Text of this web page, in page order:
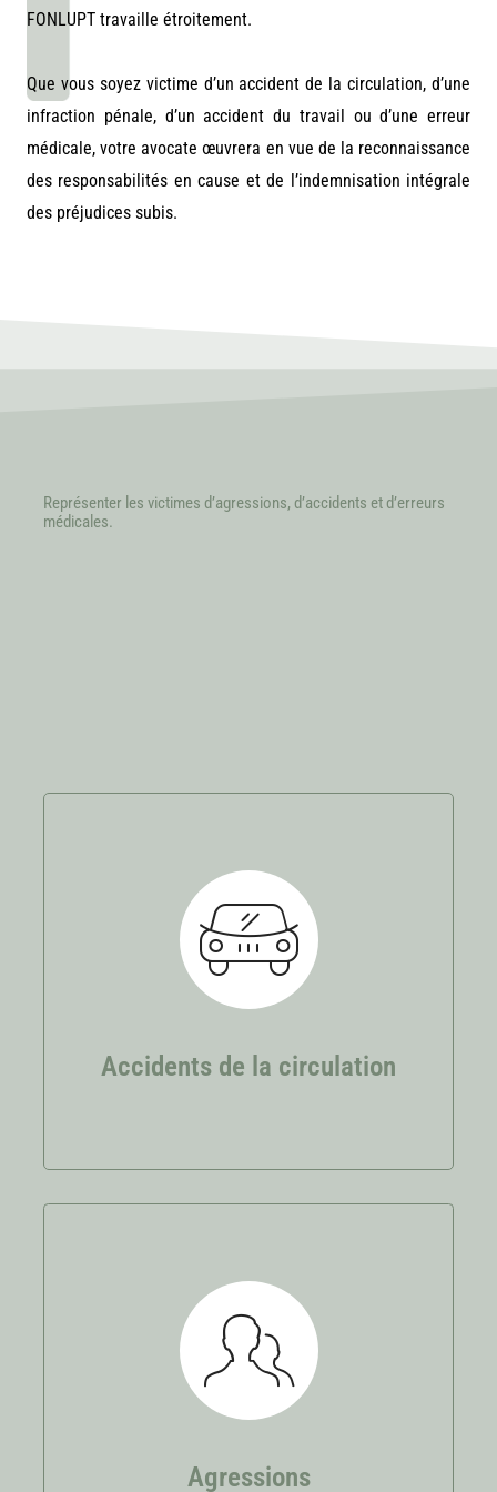
FONLUPT travaille étroitement.
Que vous soyez victime d’un accident de la circulation, d’une
infraction pénale, d’un accident du travail ou d’une erreur
médicale, votre avocate œuvrera en vue de la reconnaissance
des responsabilités en cause et de l’indemnisation intégrale
des préjudices subis.
Représenter les victimes d’agressions, d’accidents et d’erreurs
médicales.
Accidents de la circulation
Accidents de la circulation
Que vous soyez conducteur, passager, piéton,
cycliste… Vous avez le droit d’être indemnisé
Agressions
Agressions
Victime de violences dans le cadre d’infractions
pénales, vous pouvez faire valoir vos droits